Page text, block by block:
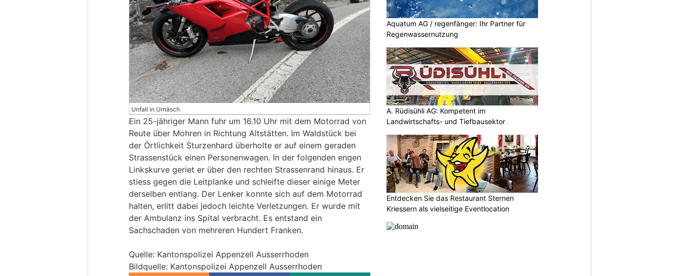
Unfall in Urnäsch
Ein 25-jähriger Mann fuhr um 16.10 Uhr mit dem Motorrad von
Reute über Mohren in Richtung Altstätten. Im Waldstück bei
der Örtlichkeit Sturzenhard überholte er auf einem geraden
Strassenstück einen Personenwagen. In der folgenden engen
Linkskurve geriet er über den rechten Strassenrand hinaus. Er
stiess gegen die Leitplanke und schleifte dieser einige Meter
derselben entlang. Der Lenker konnte sich auf dem Motorrad
halten, erlitt dabei jedoch leichte Verletzungen. Er wurde mit
der Ambulanz ins Spital verbracht. Es entstand ein
Sachschaden von mehreren Hundert Franken.
Quelle: Kantonspolizei Appenzell Ausserrhoden
Bildquelle: Kantonspolizei Appenzell Ausserrhoden
Aquatum AG / regenfänger: Ihr Partner für
Regenwassernutzung
A. Rüdisühli AG: Kompetent im
Landwirtschafts- und Tiefbausektor
Entdecken Sie das Restaurant Sternen
Kriessern als vielseitige Eventlocation